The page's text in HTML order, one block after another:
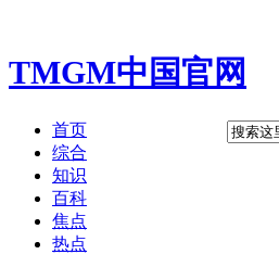
TMGM中国官网
首页
综合
知识
百科
焦点
热点